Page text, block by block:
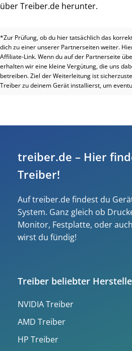
über Treiber.de herunter.
*Zur Prüfung, ob du hier tatsächlich das
dich zu einer unserer Partnerseiten weiter.
Affiliate-Link. Wenn du auf der Partnerseite
erhalten wir eine kleine Vergütung, die uns
betreiben. Ziel der Weiterleitung ist
Treiber zu deinem Gerät installierst, um
treiber.de – Hier
Treiber!
Auf treiber.de findest du
System. Ganz gleich ob
Monitor, Festplatte, oder
wirst du fündig!
Treiber beliebter
NVIDIA Treiber
AMD Treiber
HP Treiber